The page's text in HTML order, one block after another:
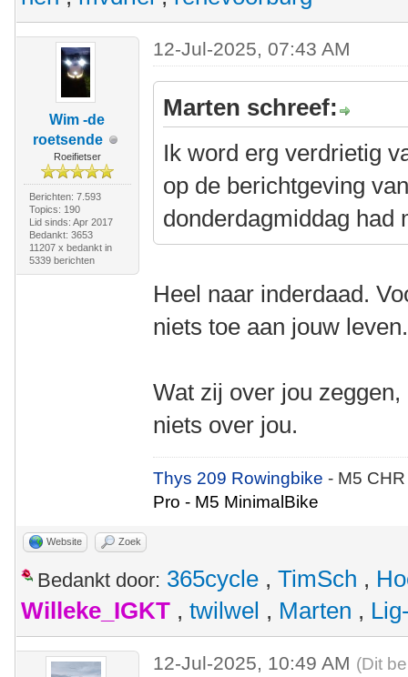
Wim -de
roetsende
Roeifietser
Berichten: 7.593
Topics: 190
Lid sinds: Apr 2017
Bedankt: 3653
11207 x bedankt in
5339 berichten
12-Jul-2025, 07:43 AM
Marten schreef:
Ik word erg verdrietig
op de berichtgeving
donderdagmiddag had
Heel naar inderdaad.
niets toe aan jouw leven.
Wat zij over jou
niets over jou.
Thys 209 Rowingbike- M5
Pro - M5 MinimalBike
Website Zoek
Bedankt door: 365cycle , TimSch ,
Willeke_IGKT , twilwel , Marten ,
12-Jul-2025, 10:49 AM (Dit